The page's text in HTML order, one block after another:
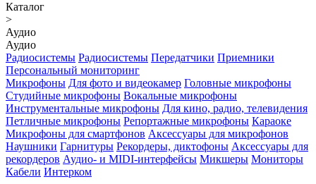
Каталог
>
Аудио
Аудио
Радиосистемы Радиосистемы Передатчики Приемники
Персональный мониторинг
Микрофоны Для фото и видеокамер Головные микрофоны
Студийные микрофоны Вокальные микрофоны
Инструментальные микрофоны Для кино, радио, телевидения
Петличные микрофоны Репортажные микрофоны Караоке
Микрофоны для смартфонов Аксессуары для микрофонов
Наушники Гарнитуры Рекордеры, диктофоны Аксессуары для
рекордеров Аудио- и MIDI-интерфейсы Микшеры Мониторы
Кабели Интерком